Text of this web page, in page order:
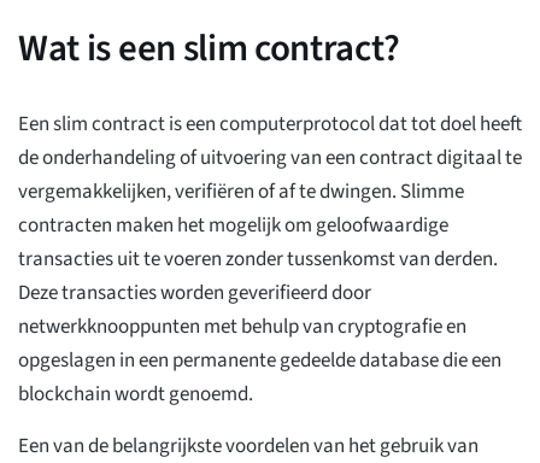
Wat is een slim contract?
Een slim contract is een computerprotocol dat tot doel heeft
de onderhandeling of uitvoering van een contract digitaal te
vergemakkelijken, verifiëren of af te dwingen. Slimme
contracten maken het mogelijk om geloofwaardige
transacties uit te voeren zonder tussenkomst van derden.
Deze transacties worden geverifieerd door
netwerkknooppunten met behulp van cryptografie en
opgeslagen in een permanente gedeelde database die een
blockchain wordt genoemd.
Een van de belangrijkste voordelen van het gebruik van